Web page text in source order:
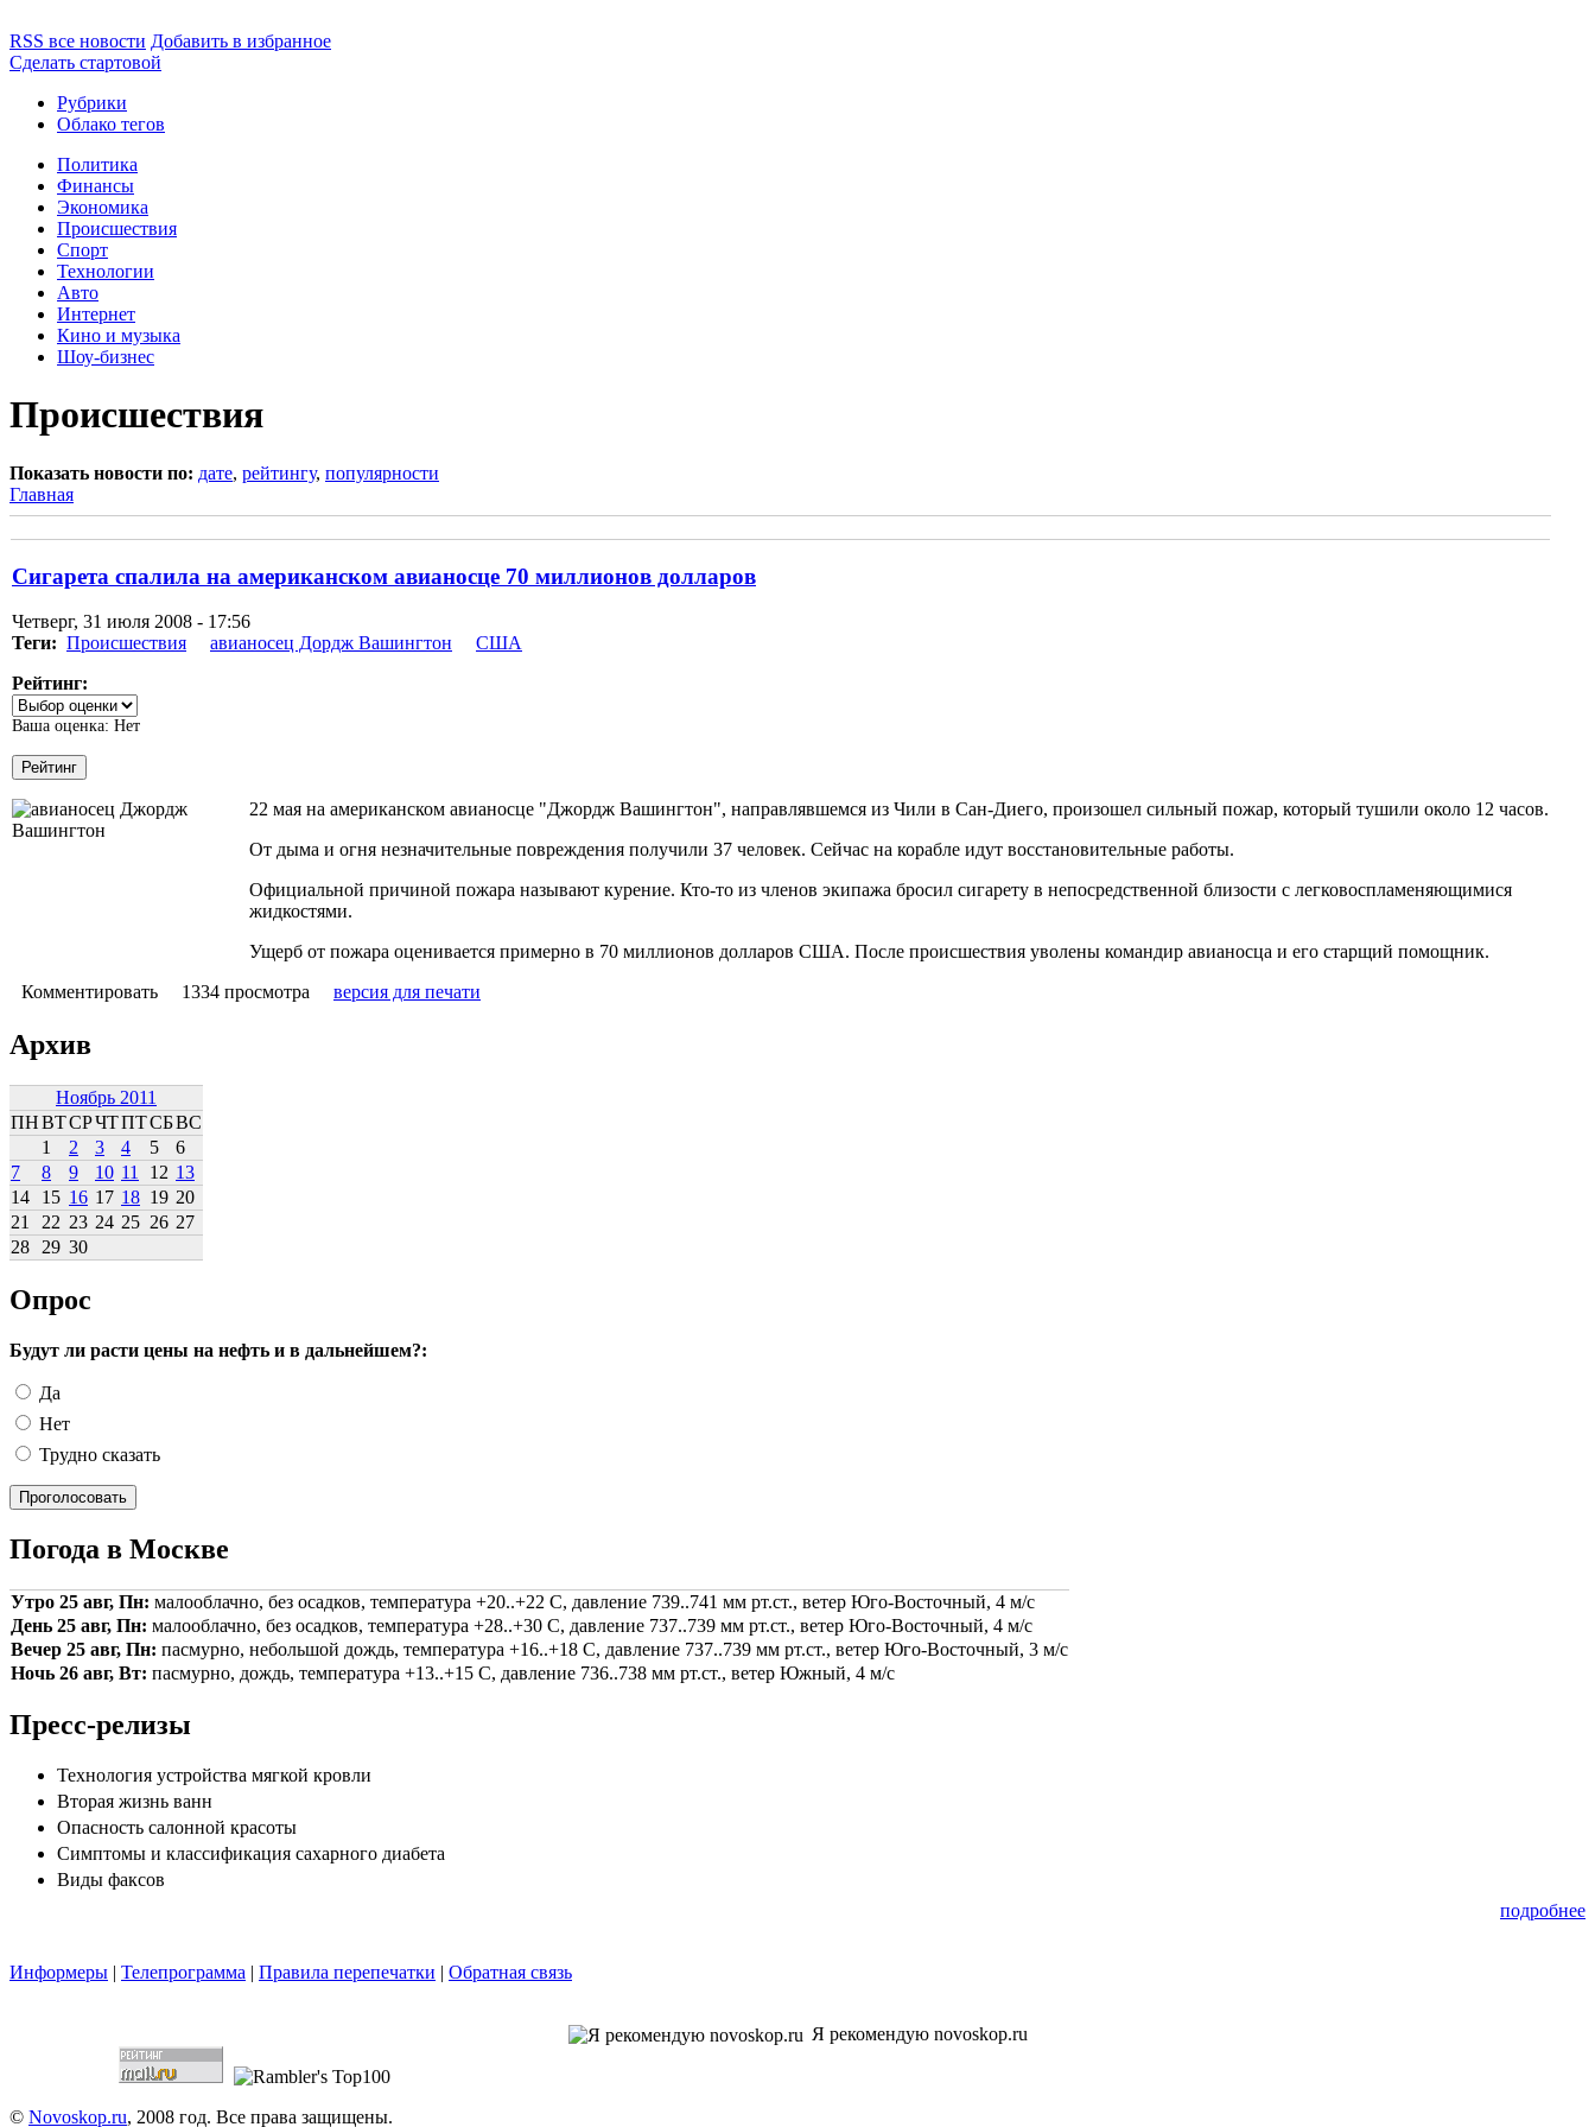
RSS все новости Добавить в избранное
Сделать стартовой
Рубрики
Облако тегов
Политика
Финансы
Экономика
Происшествия
Спорт
Технологии
Авто
Интернет
Кино и музыка
Шоу-бизнес
Происшествия
Показать новости по: дате, рейтингу, популярности
Главная
Сигарета спалила на американском авианосце 70 миллионов долларов
Четверг, 31 июля 2008 - 17:56
Теги: Происшествия авианосец Дордж Вашингтон
США
Рейтинг:
Ваша оценка: Нет
22 мая на американском авианосце "Джордж Вашингтон", направлявшемся из Чили в Сан-Диего, произошел сильный пожар, который тушили около 12 часов.
От дыма и огня незначительные повреждения получили 37 человек. Сейчас на корабле идут восстановительные работы.
Официальной причиной пожара называют курение. Кто-то из членов экипажа бросил сигарету в непосредственной близости с легковоспламеняющимися
жидкостями.
Ущерб от пожара оценивается примерно в 70 миллионов долларов США. После происшествия уволены командир авианосца и его старщий помощник.
Комментировать
1334 просмотра версия для печати
Архив
Ноябрь 2011
ПНВТСРЧТПТСБВС
1
2 3 4 5
6
7
8 9 10 11 12 13
14
15 16 17 18 19 20
21
22 23 24 25 26 27
28
29 30
Опрос
Будут ли расти цены на нефть и в дальнейшем?:
Да
Нет
Трудно сказать
Погода в Москве
Утро 25 авг, Пн: малооблачно, без осадков, температура +20..+22 С, давление 739..741 мм рт.ст., ветер Юго-Восточный, 4 м/с
День 25 авг, Пн: малооблачно, без осадков, температура +28..+30 С, давление 737..739 мм рт.ст., ветер Юго-Восточный, 4 м/с
Вечер 25 авг, Пн: пасмурно, небольшой дождь, температура +16..+18 С, давление 737..739 мм рт.ст., ветер Юго-Восточный, 3 м/с
Ночь 26 авг, Вт: пасмурно, дождь, температура +13..+15 С, давление 736..738 мм рт.ст., ветер Южный, 4 м/с
Пресс-релизы
Технология устройства мягкой кровли
Вторая жизнь ванн
Опасность салонной красоты
Симптомы и классификация сахарного диабета
Виды факсов
подробнее
Информеры | Телепрограмма | Правила перепечатки | Обратная связь
Я рекомендую novoskop.ru
© Novoskop.ru, 2008 год. Все права защищены.